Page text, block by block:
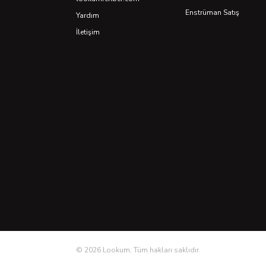
Yardım
İletişim
Enstrüman Satış
© 2026 Lookum, Tüm hakları saklıdır.